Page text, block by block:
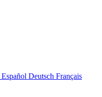
Español Deutsch Français